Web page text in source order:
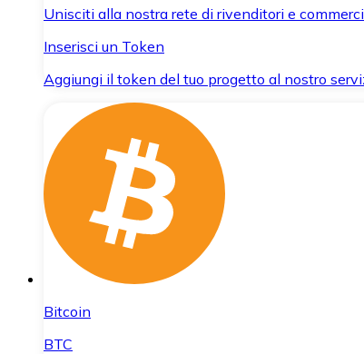
Unisciti alla nostra rete di rivenditori e
Inserisci un Token
Aggiungi il token del tuo progetto al nostro
Bitcoin
BTC